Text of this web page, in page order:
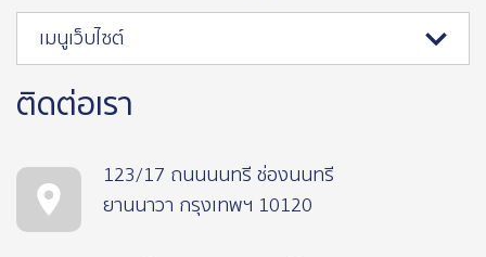
เมนูเว็บไซต์
ติดต่อเรา
123/17 ถนนนนทรี ช่องนนทรี
ยานนาวา กรุงเทพฯ 10120